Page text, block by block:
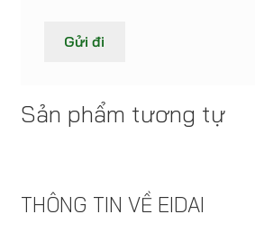
Sản phẩm tương tự
THÔNG TIN VỀ EIDAI